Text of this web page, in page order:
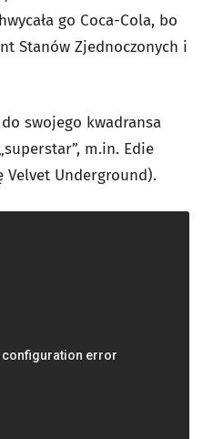
go Coca-Cola, bo
Stanów Zjednoczonych i
do swojego kwadransa
m.in. Edie
Underground).